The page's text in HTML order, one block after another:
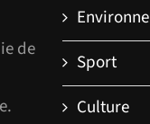
de
Sport
Culture